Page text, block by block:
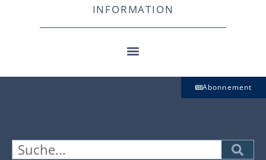
INFORMATION
Abonnement